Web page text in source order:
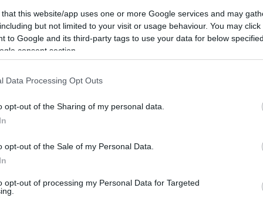
that this website/app uses one or more Google services and may
but not limited to your visit or usage behaviour. You may
to Google and its third-party tags to use your data for below
consent section.
Data Processing Opt Outs
opt-out of the Sharing of my personal data.
opt-out of the Sale of my Personal Data.
opt-out of processing my Personal Data for Targeted
Ribeirát, vagy a barcelonai La Boqueriát,
fogásokat találtál, mindenfelé emberek
szóval a tetőszerkezet alatti rész) feltelt
volt zavaró, pedig engem aztán általában
jó kedvvel evett, vagy ha kellett,
Végre nem visszhangzott minden
a teret az emberek és pólóban is
aTöltött Hold, ami azonban teljesen mentes a
fesztiváljellegétől, a Belvárosi Piac olyan
25